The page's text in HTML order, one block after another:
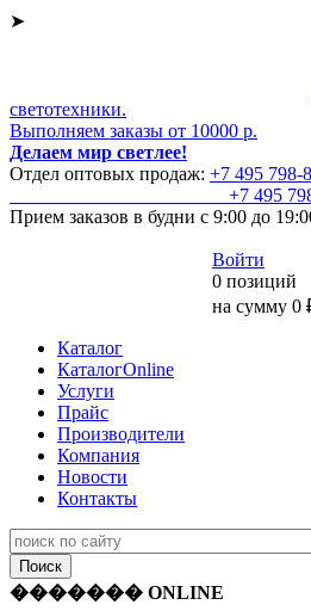
➤
светотехники.
Выполняем заказы от 10000 р.
Делаем мир светлее!
Отдел оптовых продаж: +7 495 798-
+7 495
Прием заказов в будни с 9:00 до
Войти
0 позиций
на сумму 0
Каталог
КаталогOnline
Услуги
Прайс
Производители
Компания
Новости
Контакты
������� ONLINE